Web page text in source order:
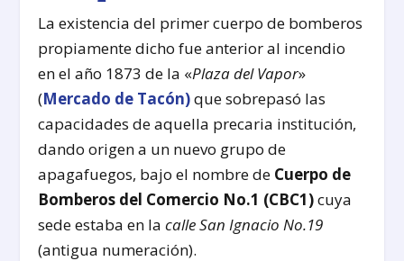
La existencia del primer cuerpo de bomberos
propiamente dicho fue anterior al incendio
en el año 1873 de la «Plaza del Vapor»
(Mercado de Tacón)que sobrepasó las
capacidades de aquella precaria institución,
dando origen a un nuevo grupo de
apagafuegos, bajo el nombre de Cuerpo de
Bomberos del Comercio No.1 (CBC1)cuya
sede estaba en lacalle San Ignacio No.19
(antigua numeración).